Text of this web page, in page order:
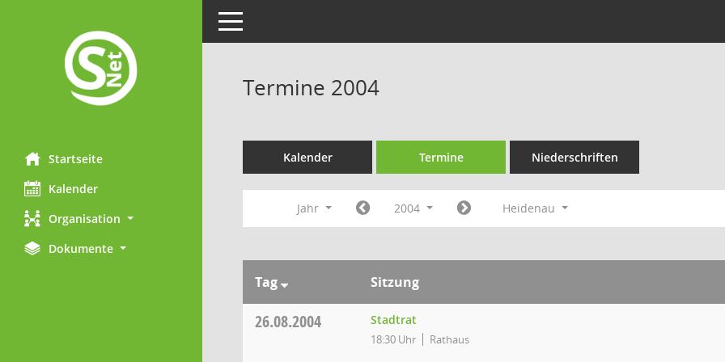
Startseite
Kalender
Organisation
Dokumente
Toggle navigation
Termine 2004
Kalender Termine Niederschriften
Jahr 2004 Heidenau
Tag Sitzung
26.08.2004 Stadtrat
18:30 Uhr Rathaus